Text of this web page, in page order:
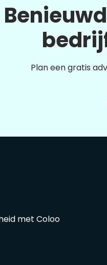
Plan een gratis
met Coloo